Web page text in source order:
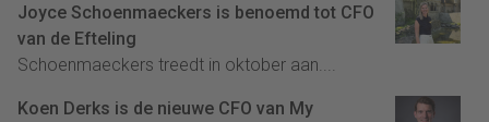
Joyce Schoenmaeckers is benoemd tot CFO
van de Efteling
Schoenmaeckers treedt in oktober aan....
Koen Derks is de nieuwe CFO van My